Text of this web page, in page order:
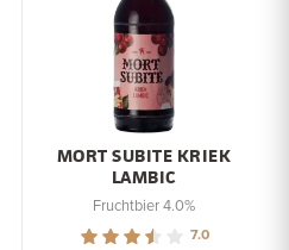
MORT SUBITE KRIEK
LAMBIC
Fruchtbier 4.0%
7.0